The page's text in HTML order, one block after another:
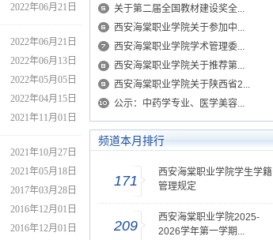
2022年06月21日
2022年06月21日
2022年06月13日
2022年05月05日
2022年04月15日
2021年11月01日
2021年10月27日
2021年05月18日
2017年03月28日
2016年12月01日
2016年12月01日
关于第二届全国教材建设奖全...
西安海棠职业学院关于参加中...
西安海棠职业学院学术管理委...
西安海棠职业学院关于推荐第...
西安海棠职业学院关于陕西省2...
公示：中药学专业、医学美容...
频道本月排行
171
西安海棠职业学院学生学籍
管理规定
209
西安海棠职业学院2025-
2026学年第一学期...